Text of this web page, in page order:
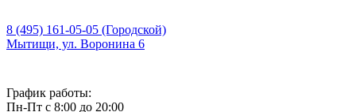
8 (495) 161-05-05 (Городской)
Мытищи, ул. Воронина 6
График работы:
Пн-Пт с 8:00 до 20:00